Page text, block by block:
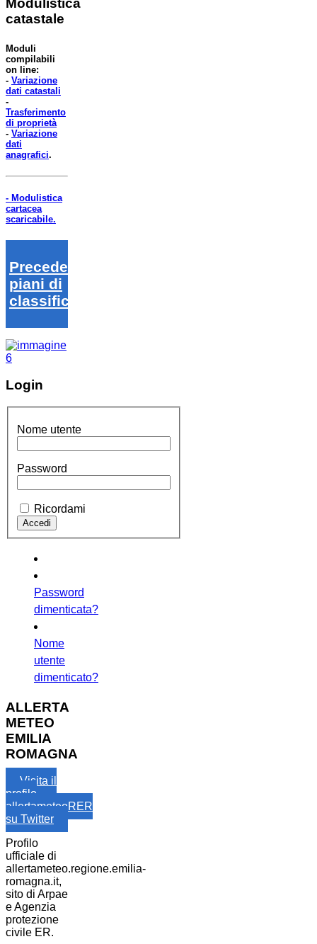
Modulistica
catastale
Moduli
compilabili
on line:
- Variazione
dati catastali
-
Trasferimento
di proprietà
- Variazione
dati
anagrafici.
- Modulistica
cartacea
scaricabile.
Precedenti
piani di
classifica
Login
Nome utente
Password
Ricordami
Password
dimenticata?
Nome
utente
dimenticato?
ALLERTA
METEO
EMILIA
ROMAGNA
Visita il
profilo
allertameteoRER
su Twitter
Profilo
ufficiale di
allertameteo.regione.emilia-
romagna.it,
sito di Arpae
e Agenzia
protezione
civile ER.